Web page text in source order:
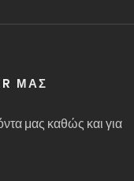
ΜΑΣ
μας καθώς και για